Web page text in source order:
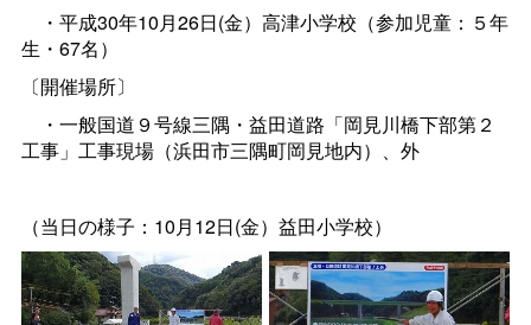
・平成30年10月26日(金）高津小学校（参加児童：５年
生・67名）
〔開催場所〕
・一般国道９号線三隅・益田道路「岡見川橋下部第２
工事」工事現場（浜田市三隅町岡見地内）、外
（当日の様子：10月12日(金）益田小学校）